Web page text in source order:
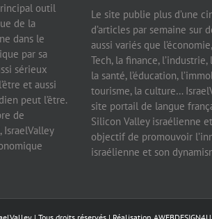
outil
de la
dans le
par sa
sérieux
et aussi
peut l’être.
de
IsraelValley
Le site publie plus d’une
d’articles par semaine sur
aussi variés que
Tech, la finance, l’industrie,
la santé, l’éducation,
tourisme, la culture…
site portail de langue
Silicon Valley israélienne
objectif de promouvoir
israélienne et son